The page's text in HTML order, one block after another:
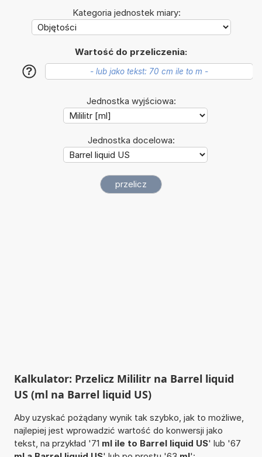
Kategoria jednostek miary:
Wartość do przeliczenia:
?
Jednostka wyjściowa:
Jednostka docelowa:
Kalkulator: Przelicz Mililitr na Barrel liquid
US (ml na Barrel liquid US)
Aby uzyskać pożądany wynik tak szybko, jak to możliwe,
najlepiej jest wprowadzić wartość do konwersji jako
tekst, na przykład '71 ml ile to Barrel liquid US' lub '67